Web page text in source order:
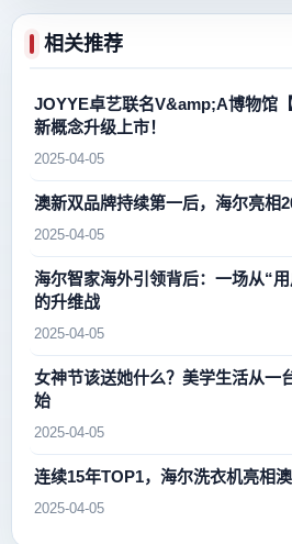
相关推荐
JOYYE卓艺联名V&amp;A博物馆
新概念升级上市！
2025-04-05
澳新双品牌持续第一后，海尔亮相
2025-04-05
海尔智家海外引领背后：一场从“
的升维战
2025-04-05
女神节该送她什么？美学生活从一
始
2025-04-05
连续15年TOP1，海尔洗衣机亮相
2025-04-05